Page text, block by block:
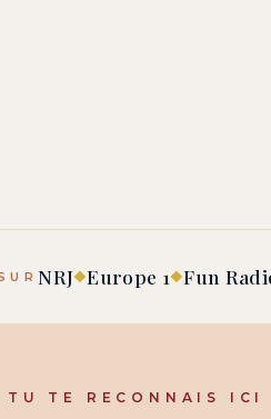
NRJ◆Europe 1◆Fun
TU TE RECONNAIS ICI